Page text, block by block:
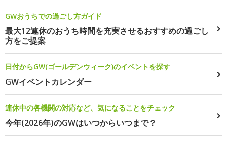
GWおうちでの過ごし方ガイド
最大12連休のおうち時間を充実させるおすすめの過ごし
方をご提案
日付からGW(ゴールデンウィーク)のイベントを探す
GWイベントカレンダー
連休中の各機関の対応など、気になることをチェック
今年(2026年)のGWはいつからいつまで？